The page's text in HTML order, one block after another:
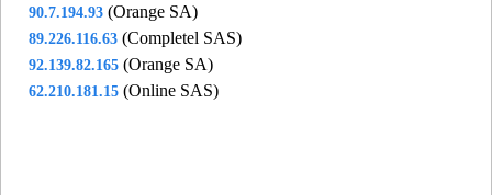
90.7.194.93 (Orange SA)
89.226.116.63 (Completel SAS)
92.139.82.165 (Orange SA)
62.210.181.15 (Online SAS)